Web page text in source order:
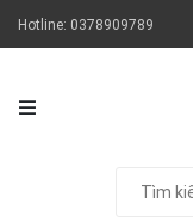
Hotline: 0378909789